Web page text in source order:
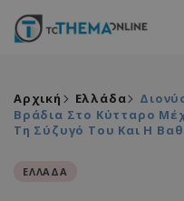
Αρχική Ελλάδα
Βράδια Στο Κύτταρο
Τη Σύζυγό Του Και Η
ΕΛΛΑΔΑ